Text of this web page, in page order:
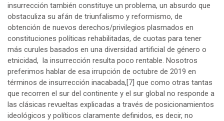
insurrección también constituye un problema, un absurdo que
obstaculiza su afán de triunfalismo y reformismo, de
obtención de nuevos derechos/privilegios plasmados en
constituciones políticas rehabilitadas, de cuotas para tener
más curules basados en una diversidad artificial de género o
etnicidad, la insurrección resulta poco rentable. Nosotros
preferimos hablar de esa irrupción de octubre de 2019 en
términos de insurrección inacabada,[7] que como otras tantas
que recorren el sur del continente y el sur global no responde a
las clásicas revueltas explicadas a través de posicionamientos
ideológicos y políticos claramente definidos, es decir, no